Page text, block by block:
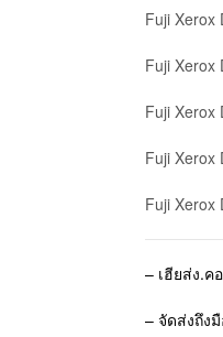
Fuji Xerox
Fuji Xerox
Fuji Xerox
Fuji Xerox
Fuji Xerox
– เฮียส่ง.
– จัดส่งถึง